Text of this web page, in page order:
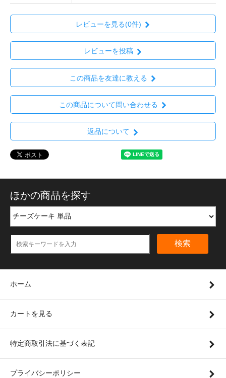
レビューを見る(0件)
レビューを投稿
この商品を友達に教える
この商品について問い合わせる
返品について
ほかの商品を探す
検索
ホーム
カートを見る
特定商取引法に基づく表記
プライバシーポリシー